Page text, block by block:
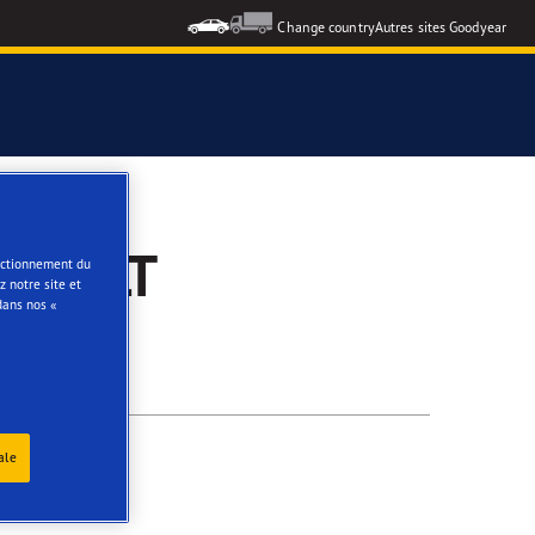
Change countryAutres sites Goodyear
du
notre site et
nos «